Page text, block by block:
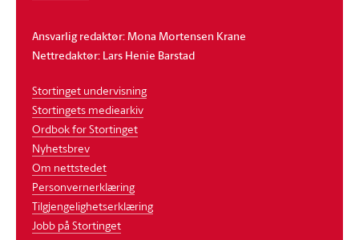
Ansvarlig redaktør: Mona Mortensen Krane
Nettredaktør: Lars Henie Barstad
Stortinget undervisning
Stortingets mediearkiv
Ordbok for Stortinget
Nyhetsbrev
Om nettstedet
Personvernerklæring
Tilgjengelighetserklæring
Jobb på Stortinget